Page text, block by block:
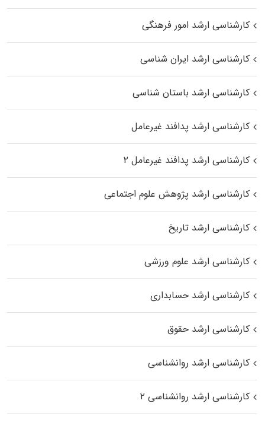
کارشناسی ارشد امور فرهنگی
کارشناسی ارشد ایران شناسی
کارشناسی ارشد باستان شناسی
کارشناسی ارشد پدافند غیرعامل
کارشناسی ارشد پدافند غیرعامل ۲
کارشناسی ارشد پژوهش علوم اجتماعی
کارشناسی ارشد تاریخ
کارشناسی ارشد علوم ورزشی
کارشناسی ارشد حسابداری
کارشناسی ارشد حقوق
کارشناسی ارشد روانشناسی
کارشناسی ارشد روانشناسی ۲